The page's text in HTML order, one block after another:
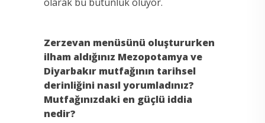
Zerzevan menüsünü oluştururken
ilham aldığınız Mezopotamya ve
Diyarbakır mutfağının tarihsel
derinliğini nasıl yorumladınız?
Mutfağınızdaki en güçlü iddia
nedir?